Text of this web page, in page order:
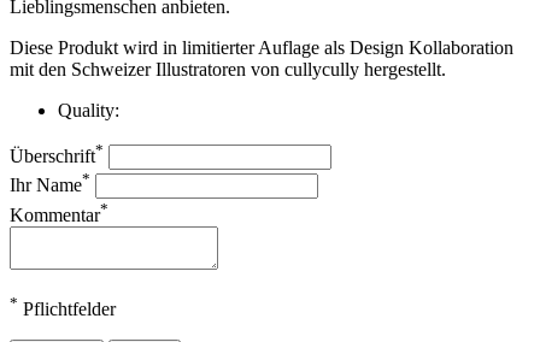
Lieblingsmenschen anbieten.
Diese Produkt wird in limitierter Auflage als Design Kollaboration
mit den Schweizer Illustratoren von cullycully hergestellt.
Quality:
Überschrift*
Ihr Name*
Kommentar*
* Pflichtfelder